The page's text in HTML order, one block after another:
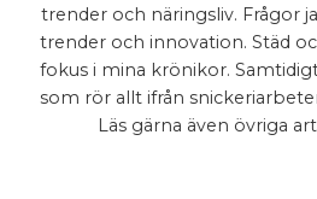
trender och näringsliv. Frågor
trender och innovation. Städ
fokus i mina krönikor.
som rör allt ifrån
Läs gärna även övriga